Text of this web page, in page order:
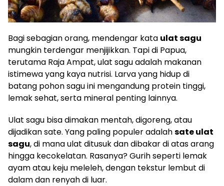
Bagi sebagian orang, mendengar kata ulat sagu
mungkin terdengar menjijikkan. Tapi di Papua,
terutama Raja Ampat, ulat sagu adalah makanan
istimewa yang kaya nutrisi. Larva yang hidup di
batang pohon sagu ini mengandung protein tinggi,
lemak sehat, serta mineral penting lainnya.
Ulat sagu bisa dimakan mentah, digoreng, atau
dijadikan sate. Yang paling populer adalahsate ulat
sagu, di mana ulat ditusuk dan dibakar di atas arang
hingga kecokelatan. Rasanya? Gurih seperti lemak
ayam atau keju meleleh, dengan tekstur lembut di
dalam dan renyah di luar.